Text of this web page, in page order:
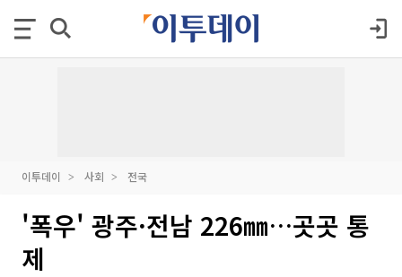
이투데이 사회 전국
'폭우' 광주·전남 226㎜…곳곳 통
제